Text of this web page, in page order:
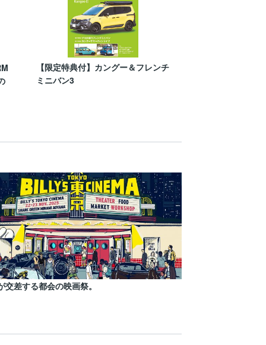
【限定特典付】カングー＆フレンチ
ミニバン3
交差する都会の映画祭。